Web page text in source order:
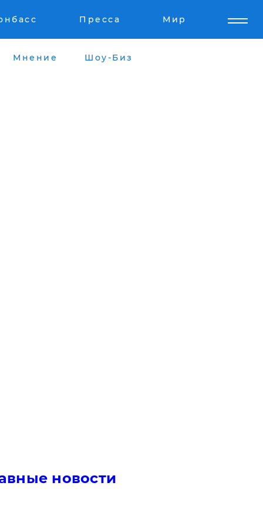
Пресса Мир
Мнение Шоу-Биз
новости